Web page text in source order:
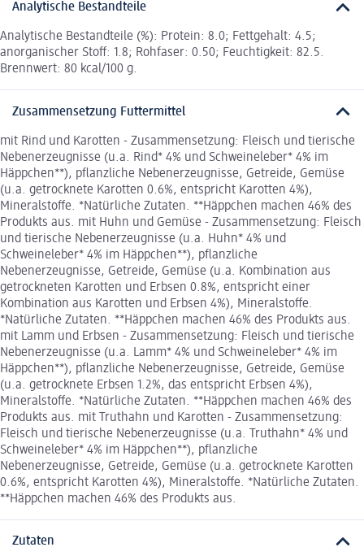
Analytische Bestandteile
Analytische Bestandteile (%): Protein: 8.0; Fettgehalt: 4.5;
anorganischer Stoff: 1.8; Rohfaser: 0.50; Feuchtigkeit: 82.5.
Brennwert: 80 kcal/100 g.
Zusammensetzung Futtermittel
mit Rind und Karotten - Zusammensetzung: Fleisch und tierische
Nebenerzeugnisse (u.a. Rind* 4% und Schweineleber* 4% im
Häppchen**), pflanzliche Nebenerzeugnisse, Getreide, Gemüse
(u.a. getrocknete Karotten 0.6%, entspricht Karotten 4%),
Mineralstoffe. *Natürliche Zutaten. **Häppchen machen 46% des
Produkts aus. mit Huhn und Gemüse - Zusammensetzung: Fleisch
und tierische Nebenerzeugnisse (u.a. Huhn* 4% und
Schweineleber* 4% im Häppchen**), pflanzliche
Nebenerzeugnisse, Getreide, Gemüse (u.a. Kombination aus
getrockneten Karotten und Erbsen 0.8%, entspricht einer
Kombination aus Karotten und Erbsen 4%), Mineralstoffe.
*Natürliche Zutaten. **Häppchen machen 46% des Produkts aus.
mit Lamm und Erbsen - Zusammensetzung: Fleisch und tierische
Nebenerzeugnisse (u.a. Lamm* 4% und Schweineleber* 4% im
Häppchen**), pflanzliche Nebenerzeugnisse, Getreide, Gemüse
(u.a. getrocknete Erbsen 1.2%, das entspricht Erbsen 4%),
Mineralstoffe. *Natürliche Zutaten. **Häppchen machen 46% des
Produkts aus. mit Truthahn und Karotten - Zusammensetzung:
Fleisch und tierische Nebenerzeugnisse (u.a. Truthahn* 4% und
Schweineleber* 4% im Häppchen**), pflanzliche
Nebenerzeugnisse, Getreide, Gemüse (u.a. getrocknete Karotten
0.6%, entspricht Karotten 4%), Mineralstoffe. *Natürliche Zutaten.
**Häppchen machen 46% des Produkts aus.
Zutaten